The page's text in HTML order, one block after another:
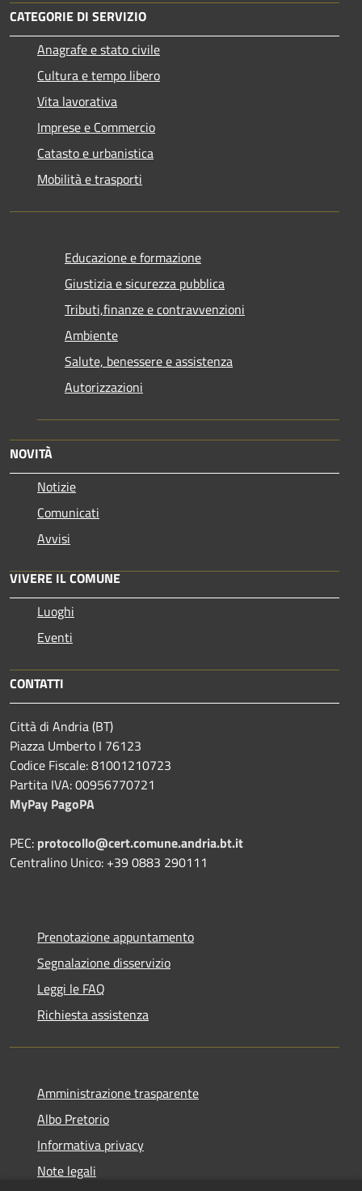
CATEGORIE DI SERVIZIO
Anagrafe e stato civile
Cultura e tempo libero
Vita lavorativa
Imprese e Commercio
Catasto e urbanistica
Mobilità e trasporti
Educazione e formazione
Giustizia e sicurezza pubblica
Tributi,finanze e contravvenzioni
Ambiente
Salute, benessere e assistenza
Autorizzazioni
NOVITÀ
Notizie
Comunicati
Avvisi
VIVERE IL COMUNE
Luoghi
Eventi
CONTATTI
Città di Andria (BT)
Piazza Umberto I 76123
Codice Fiscale: 81001210723
Partita IVA: 00956770721
MyPay PagoPA
PEC: protocollo@cert.comune.andria.bt.it
Centralino Unico: +39 0883 290111
Prenotazione appuntamento
Segnalazione disservizio
Leggi le FAQ
Richiesta assistenza
Amministrazione trasparente
Albo Pretorio
Informativa privacy
Note legali